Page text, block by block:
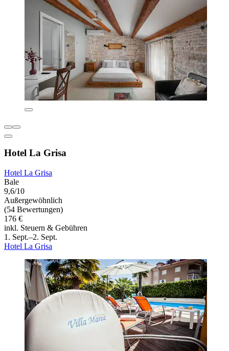
Hotel La Grisa
Hotel La Grisa
Bale
9,6/10
Außergewöhnlich
(54 Bewertungen)
176 €
inkl. Steuern & Gebühren
1. Sept.–2. Sept.
Hotel La Grisa